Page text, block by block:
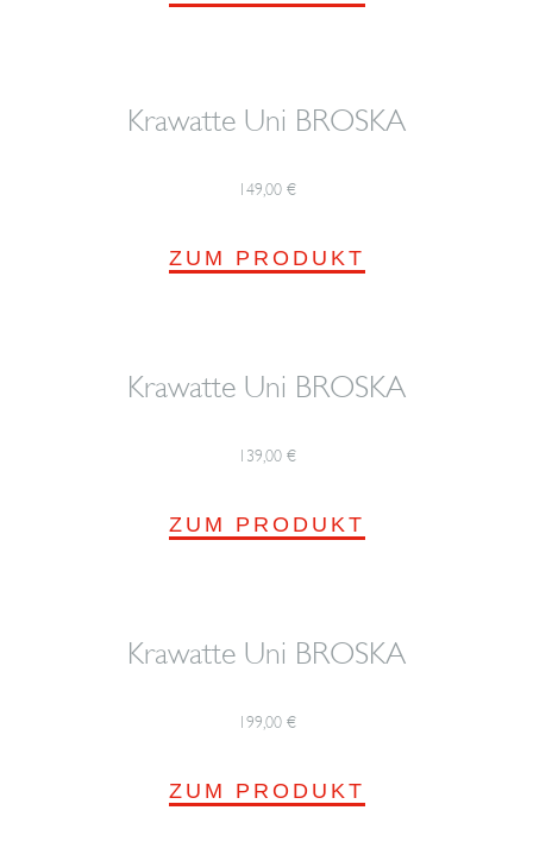
Krawatte Uni BROSKA
149,00 €
ZUM PRODUKT
Krawatte Uni BROSKA
139,00 €
ZUM PRODUKT
Krawatte Uni BROSKA
199,00 €
ZUM PRODUKT